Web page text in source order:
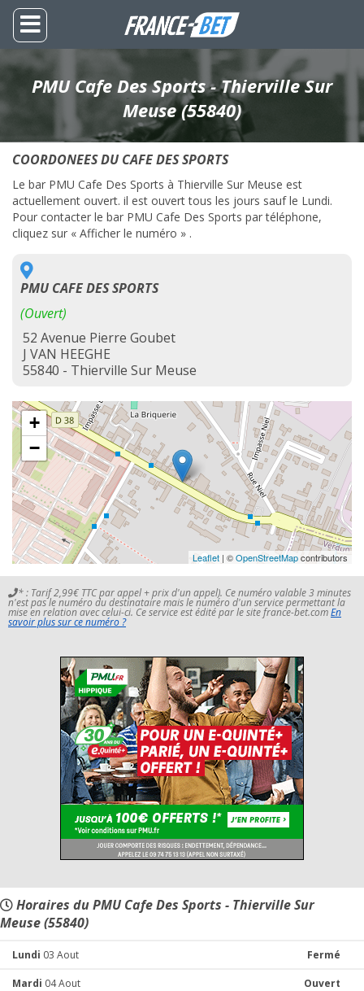
PMU Cafe Des Sports - Thierville Sur
Meuse (55840)
COORDONEES DU CAFE DES SPORTS
Le bar PMU Cafe Des Sports à Thierville Sur Meuse est
actuellement ouvert. il est ouvert tous les jours sauf le Lundi.
Pour contacter le bar PMU Cafe Des Sports par téléphone,
cliquez sur « Afficher le numéro » .
PMU CAFE DES SPORTS
(Ouvert)
52 Avenue Pierre Goubet
J VAN HEEGHE
55840 - Thierville Sur Meuse
+
−
Leaflet | ©OpenStreetMapcontributors
* : Tarif 2,99€ TTC par appel + prix d'un appel). Ce numéro valable 3 minutes
n'est pas le numéro du destinataire mais le numéro d'un service permettant la
mise en relation avec celui-ci. Ce service est édité par le site france-bet.comEn
savoir plus sur ce numéro ?
Horaires du PMU Cafe Des Sports - Thierville Sur
Meuse (55840)
Lundi 03 Aout Fermé
Mardi 04 Aout Ouvert